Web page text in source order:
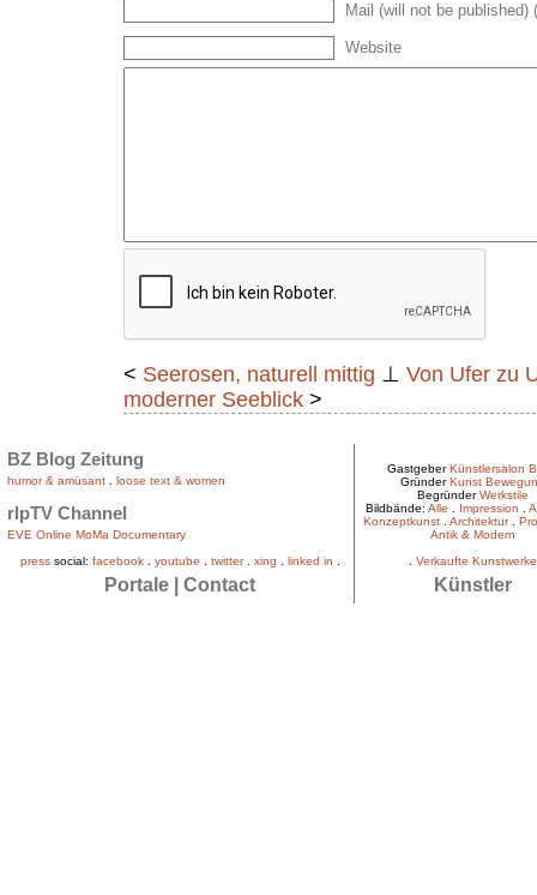
Mail (will not be published)
Website
< Seerosen, naturell mittig ⊥ Von Ufer zu
moderner Seeblick >
BZ Blog Zeitung
humor & amüsant loose text & women
rlpTV Channel
EVE Online MoMa Documentary
presssocial: facebook. youtube twitter. xing linked in
Portale Contact
GastgeberKünstlersalon
GründerKunst
BegründerWerkstile
Bildbände: Alle Impression
Konzeptkunst. Architektur.
Antik & Modern
Verkaufte Kunstwerke
Künstler